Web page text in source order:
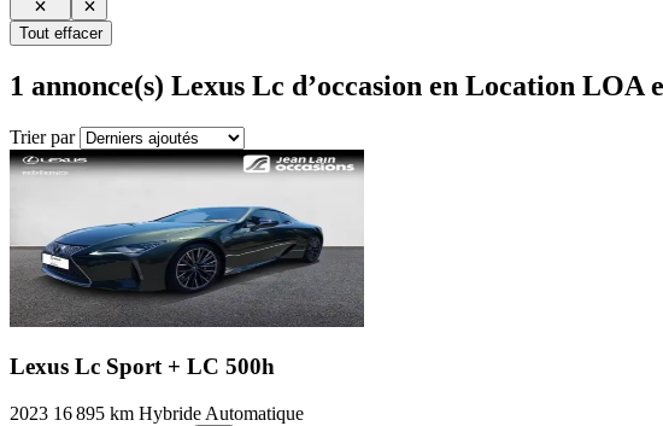
Tout effacer
1 annonce(s) Lexus Lc d’occasion en Location LOA
Trier par
Lexus Lc Sport + LC 500h
2023 16 895 km Hybride Automatique